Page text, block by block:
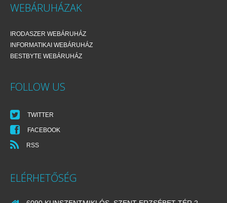
WEBÁRUHÁZAK
IRODASZER WEBÁRUHÁZ
INFORMATIKAI WEBÁRUHÁZ
BESTBYTE WEBÁRUHÁZ
FOLLOW US
TWITTER
FACEBOOK
RSS
ELÉRHETŐSÉG